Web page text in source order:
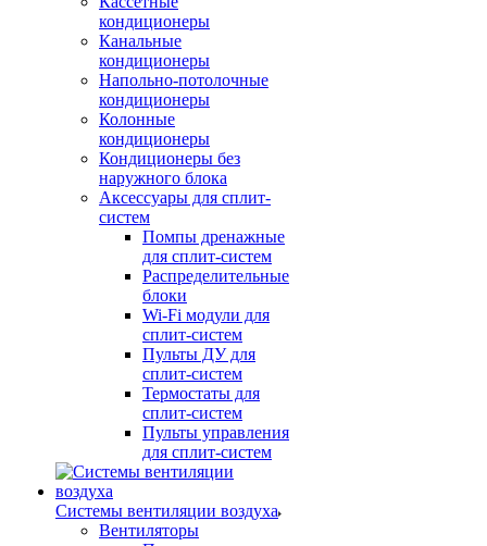
кондиционеры
Канальные
кондиционеры
Напольно-потолочные
кондиционеры
Колонные
кондиционеры
Кондиционеры без
наружного блока
Аксессуары для сплит-
систем
Помпы дренажные
для сплит-систем
Распределительные
блоки
Wi-Fi модули для
сплит-систем
Пульты ДУ для
сплит-систем
Термостаты для
сплит-систем
Пульты управления
для сплит-систем
Системы вентиляции воздуха
Вентиляторы